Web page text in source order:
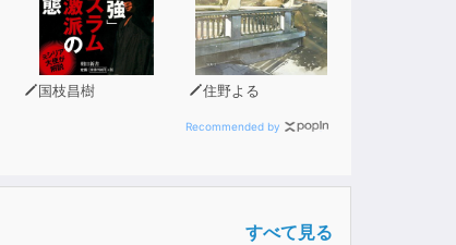
国枝昌樹 住野よる
Recommended by
すべて見る